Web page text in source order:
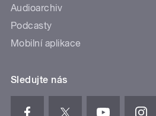
Audioarchiv
Podcasty
Mobilní aplikace
Sledujte nás